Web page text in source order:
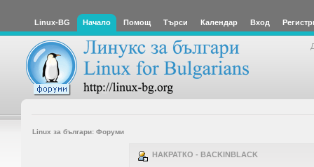
Linux-BG Начало Помощ Търси Календар Вход
Linux за българи: Форуми
НАКРАТКО - BACKINBLACK